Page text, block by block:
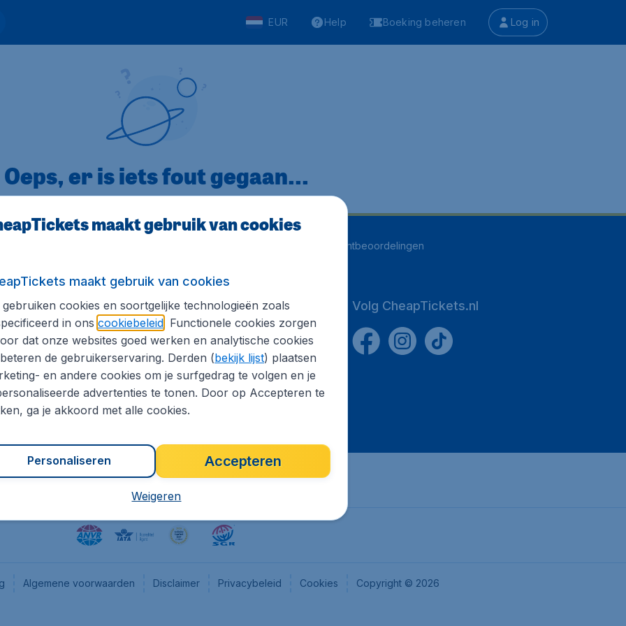
EUR Help Boeking beheren Log in
Oeps, er is iets fout gegaan...
klantbeoordelingen
informatie
pers
Internationale sites
CheapTickets.be
Flugladen.de
CheapTickets.ch
CheapTickets.sg
Volg CheapTickets.nl
Algemene voorwaarden Disclaimer Privacybeleid Cookies Copyright © 2026
maakt gebruik van cookies
maakt gebruik van cookies
gebruiken cookies en soortgelijke technologieën zoals
in ons cookiebeleid. Functionele cookies zorgen
dat onze websites goed werken en analytische cookies
de gebruikerservaring. Derden (bekijk lijst) plaatsen
en andere cookies om je surfgedrag te volgen en je
advertenties te tonen. Door op Accepteren te
ga je akkoord met alle cookies.
Accepteren
Personaliseren
Weigeren